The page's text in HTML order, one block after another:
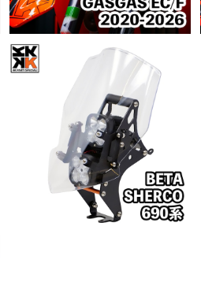
[ 4K ] ラリーキット アルミ [ B
ETA、SHERCO、KTM～201
3、KTM690系 ]
¥108,000
予約商品